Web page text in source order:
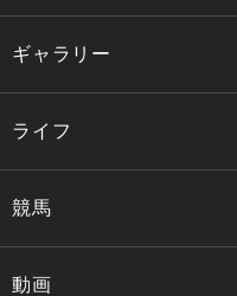
ギャラリー
ライフ
競馬
動画